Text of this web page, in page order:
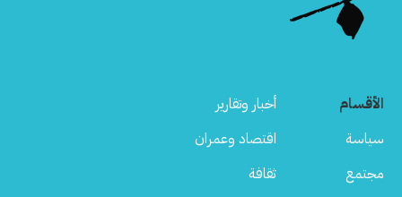
الأقسام
أخبار وتقارير
سياسة
اقتصاد وعمران
مجتمع
ثقافة